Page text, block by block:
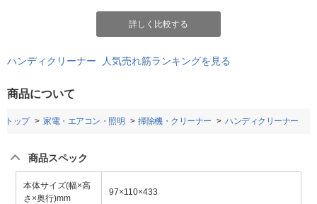
詳しく比較する
ハンディクリーナー 人気売れ筋ランキングを見る
商品について
トップ 家電・エアコン・照明 掃除機・クリーナー ハンディクリーナー
商品スペック
本体サイズ(幅×高
さ×奥行)mm
97×110×433